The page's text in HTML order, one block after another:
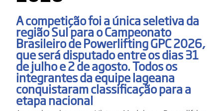
A competição foi a única seletiva da
região Sul para o Campeonato
Brasileiro de Powerlifting GPC 2026,
que será disputado entre os dias 31
de julho e 2 de agosto. Todos os
integrantes da equipe lageana
conquistaram classificação para a
etapa nacional